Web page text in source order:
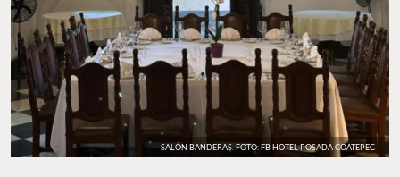
SALÓN BANDERAS. FOTO: FB HOTEL POSADA COATEPEC